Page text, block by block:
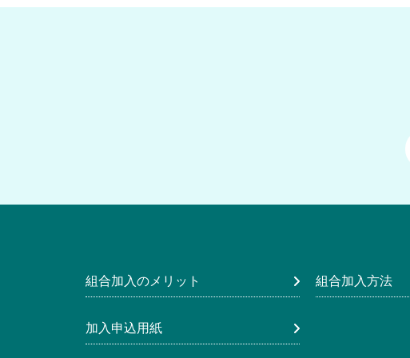
組合加入のメリット 組合加入方法
加入申込用紙